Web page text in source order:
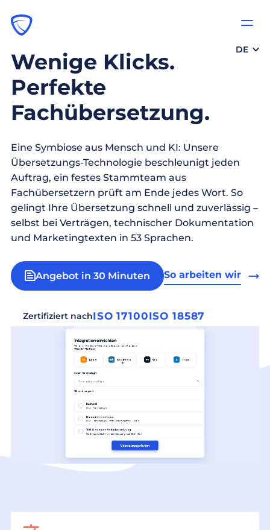
DE
Wenige Klicks.
Perfekte
Fachübersetzung.
Eine Symbiose aus Mensch und KI: Unsere
Übersetzungs-Technologie beschleunigt jeden
Auftrag, ein festes Stammteam aus
Fachübersetzern prüft am Ende jedes Wort. So
gelingt Ihre Übersetzung schnell und zuverlässig –
selbst bei Verträgen, technischer Dokumentation
und Marketingtexten in 53 Sprachen.
Angebot in 30 Minuten So arbeiten wir
Zertifiziert nachISO 17100ISO 18587